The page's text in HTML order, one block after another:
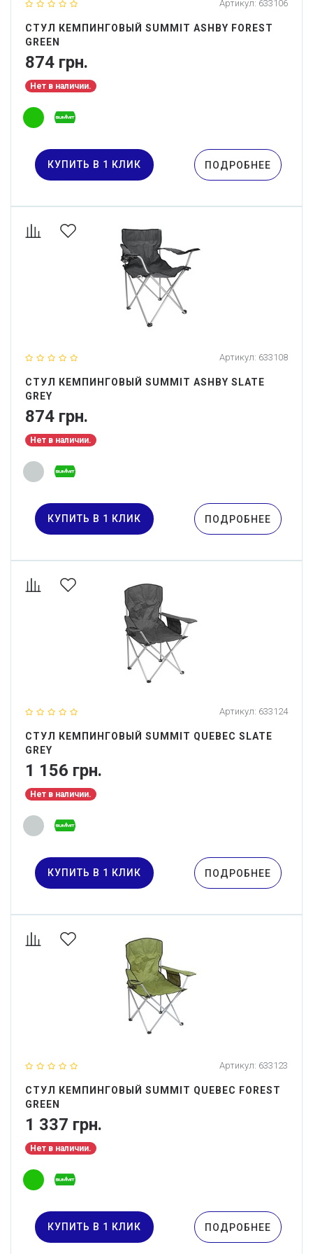
Артикул: 633106
СТУЛ КЕМПИНГОВЫЙ SUMMIT ASHBY FOREST
GREEN
874 грн.
Нет в наличии.
КУПИТЬ В 1 КЛИК ПОДРОБНЕЕ
Артикул: 633108
СТУЛ КЕМПИНГОВЫЙ SUMMIT ASHBY SLATE
GREY
874 грн.
Нет в наличии.
КУПИТЬ В 1 КЛИК ПОДРОБНЕЕ
Артикул: 633124
СТУЛ КЕМПИНГОВЫЙ SUMMIT QUEBEC SLATE
GREY
1 156 грн.
Нет в наличии.
КУПИТЬ В 1 КЛИК ПОДРОБНЕЕ
Артикул: 633123
СТУЛ КЕМПИНГОВЫЙ SUMMIT QUEBEC FOREST
GREEN
1 337 грн.
Нет в наличии.
КУПИТЬ В 1 КЛИК ПОДРОБНЕЕ